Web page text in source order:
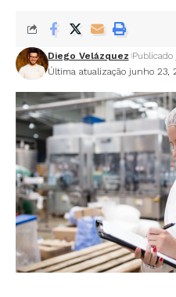
Última atualização junho 23,
Diego Velázquez